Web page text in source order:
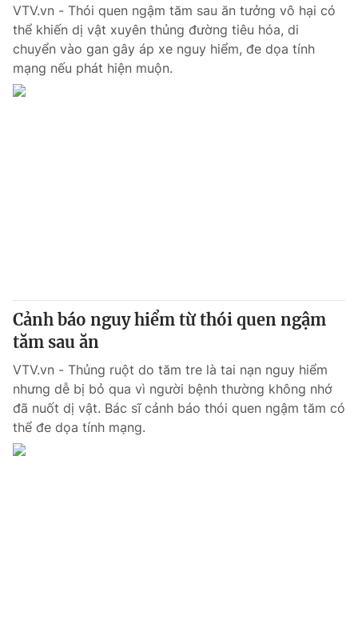
VTV.vn - Thói quen ngậm tăm sau ăn tưởng vô hại có
thể khiến dị vật xuyên thủng đường tiêu hóa, di
chuyển vào gan gây áp xe nguy hiểm, đe dọa tính
mạng nếu phát hiện muộn.
Cảnh báo nguy hiểm từ thói quen ngậm
tăm sau ăn
VTV.vn - Thủng ruột do tăm tre là tai nạn nguy hiểm
nhưng dễ bị bỏ qua vì người bệnh thường không nhớ
đã nuốt dị vật. Bác sĩ cảnh báo thói quen ngậm tăm có
thể đe dọa tính mạng.